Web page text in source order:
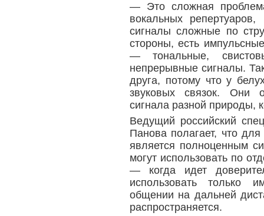
— Это сложная
вокальных
сигналы сложные по
стороны, есть
— тональные,
непрерывные сигналы.
друга, потому что у
звуковых связок. Они
сигнала разной природы,
Ведущий российский
Панова полагает, что
является полноценным
могут использовать по
— когда идет
использовать только
общении на дальней
распространяется.